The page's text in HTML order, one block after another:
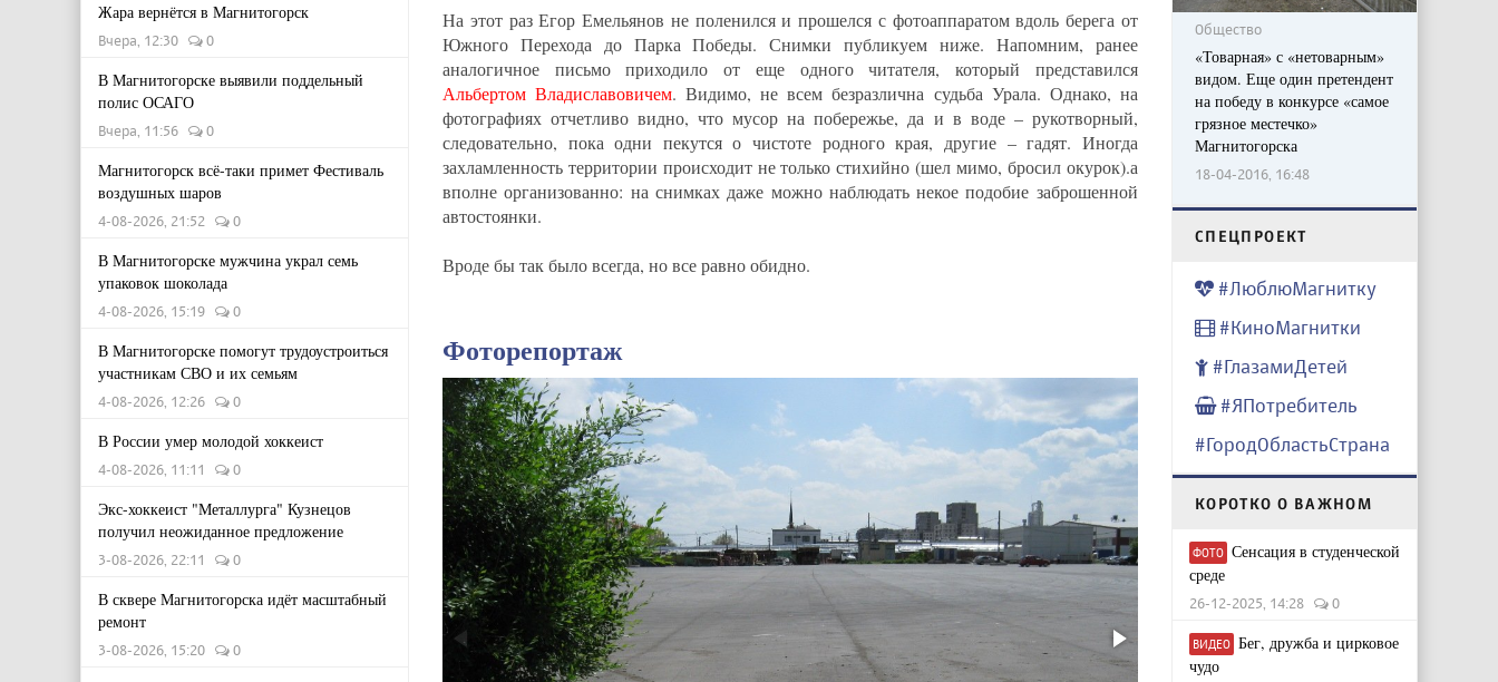
Жара вернётся в Магнитогорск
Вчера, 12:30 0
В Магнитогорске выявили поддельный
полис ОСАГО
Вчера, 11:56 0
Магнитогорск всё-таки примет Фестиваль
воздушных шаров
4-08-2026, 21:52 0
В Магнитогорске мужчина украл семь
упаковок шоколада
4-08-2026, 15:19 0
В Магнитогорске помогут трудоустроиться
участникам СВО и их семьям
4-08-2026, 12:26 0
В России умер молодой хоккеист
4-08-2026, 11:11 0
Экс-хоккеист "Металлурга" Кузнецов
получил неожиданное предложение
3-08-2026, 22:11 0
В сквере Магнитогорска идёт масштабный
ремонт
3-08-2026, 15:20 0
На этот раз Егор Емельянов не поленился и прошелся с фотоаппаратом вдоль берега от
Южного Перехода до Парка Победы. Снимки публикуем ниже. Напомним, ранее
аналогичное письмо приходило от еще одного читателя, который представился
Альбертом Владиславовичем. Видимо, не всем безразлична судьба Урала. Однако, на
фотографиях отчетливо видно, что мусор на побережье, да и в воде – рукотворный,
следовательно, пока одни пекутся о чистоте родного края, другие – гадят. Иногда
захламленность территории происходит не только стихийно (шел мимо, бросил окурок).а
вполне организованно: на снимках даже можно наблюдать некое подобие заброшенной
автостоянки.
Вроде бы так было всегда, но все равно обидно.
Фоторепортаж
Общество
«Товарная» с «нетоварным»
видом. Еще один претендент
на победу в конкурсе «самое
грязное местечко»
Магнитогорска
18-04-2016, 16:48
CПЕЦПРОЕКТ
#ЛюблюМагнитку
#КиноМагнитки
#ГлазамиДетей
#ЯПотребитель
#ГородОбластьСтрана
КОРОТКО О ВАЖНОМ
ФОТО Сенсация в студенческой
среде
26-12-2025, 14:28 0
ВИДЕО Бег, дружба и цирковое
чудо